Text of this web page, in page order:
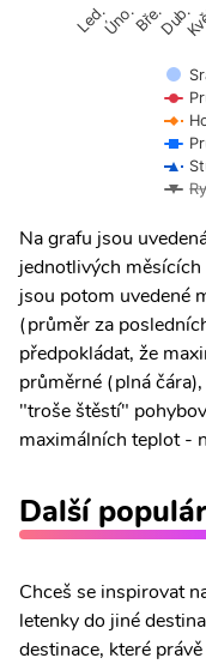
Led.Úno.Bře.Dub.
Na grafu jsou
jednotlivých
jsou potom uvedené
(průměr za
předpokládat, že
průměrné (plná
"troše štěstí"
maximálních teplot -
Další
Chceš se inspirovat
letenky do jiné
destinace, které